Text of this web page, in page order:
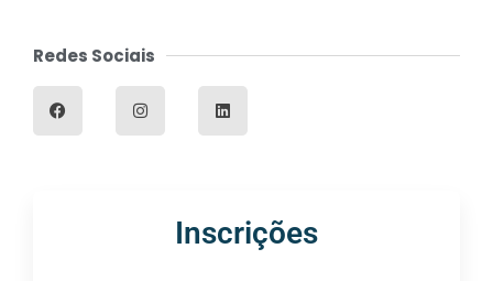
Redes Sociais
Inscrições